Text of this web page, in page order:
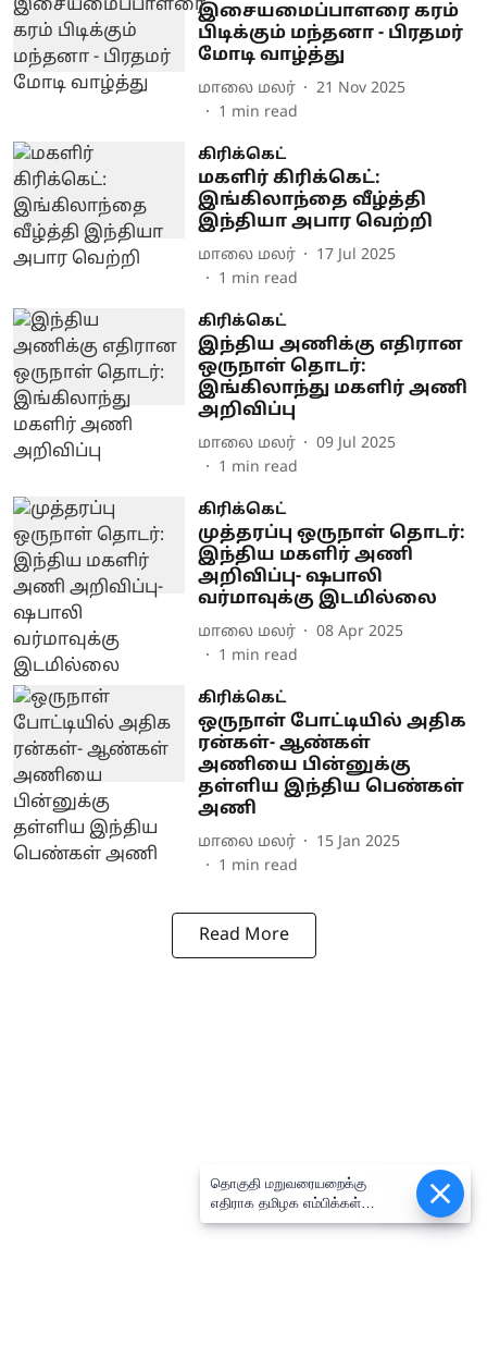
தொகுதி மறுவரையறைக்கு
எதிராக தமிழக எம்பிக்கள்
கூட்டத்தில் ஒருமனதாக தீர்மானம்
இசையமைப்பாளரை கரம்
பிடிக்கும் மந்தனா - பிரதமர்
மோடி வாழ்த்து
மாலை மலர்
21 Nov 2025
1 min read
கிரிக்கெட்
மகளிர் கிரிக்கெட்:
இங்கிலாந்தை வீழ்த்தி
இந்தியா அபார வெற்றி
மாலை மலர்
17 Jul 2025
1 min read
கிரிக்கெட்
இந்திய அணிக்கு எதிரான
ஒருநாள் தொடர்:
இங்கிலாந்து மகளிர் அணி
அறிவிப்பு
மாலை மலர்
09 Jul 2025
1 min read
கிரிக்கெட்
முத்தரப்பு ஒருநாள் தொடர்:
இந்திய மகளிர் அணி
அறிவிப்பு- ஷபாலி
வர்மாவுக்கு இடமில்லை
மாலை மலர்
08 Apr 2025
1 min read
கிரிக்கெட்
ஒருநாள் போட்டியில் அதிக
ரன்கள்- ஆண்கள்
அணியை பின்னுக்கு
தள்ளிய இந்திய பெண்கள்
அணி
மாலை மலர்
15 Jan 2025
1 min read
Read More
Epaper